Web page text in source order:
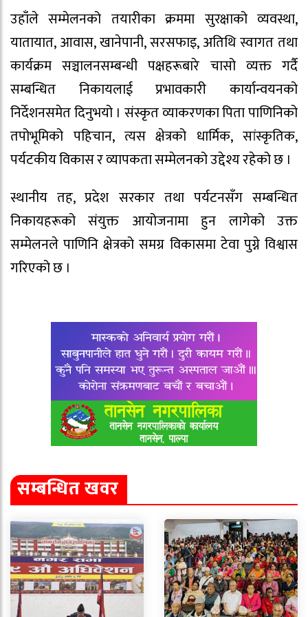
उहाँले सम्मेलनको तयारीका क्रममा सुरक्षाको व्यवस्था,
यातायात, आवास, खानेपानी, सरसफाइ, अतिथि स्वागत तथा
कार्यक्रम सञ्चालनसम्बन्धी पक्षहरूबारे चासो व्यक्त गर्दै
सम्बन्धित निकायलाई प्रभावकारी कार्यान्वयनको
निर्देशनसमेत दिनुभयो । संस्कृत व्याकरणका पिता पाणिनिको
तपोभूमिको पहिचान, त्यस क्षेत्रको धार्मिक, सांस्कृतिक,
पर्यटकीय विकास र व्यापकता सम्मेलनको उद्देश्य रहेको छ ।
स्थानीय तह, प्रदेश सरकार तथा पर्यटनसँग सम्बन्धित
निकायहरूको संयुक्त आयोजनामा हुन लागेको उक्त
सम्मेलनले पाणिनि क्षेत्रको समग्र विकासमा टेवा पुग्ने विश्वास
गरिएको छ ।
सम्बन्धित खवर